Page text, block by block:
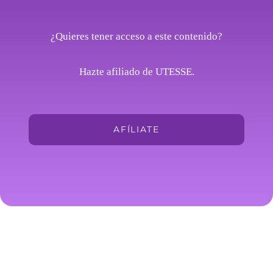
¿Quieres tener acceso a este contenido?
Hazte afiliado de UTESSE.
AFÍLIATE